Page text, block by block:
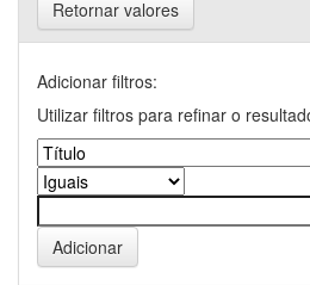
Retornar valores
Adicionar filtros:
Utilizar filtros para refinar o